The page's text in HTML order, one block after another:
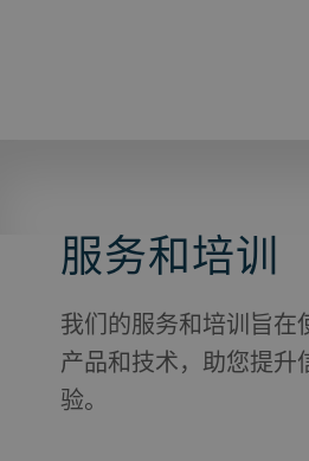
服务和培训
我们的服务和培训旨在
产品和技术，助您提升
验。